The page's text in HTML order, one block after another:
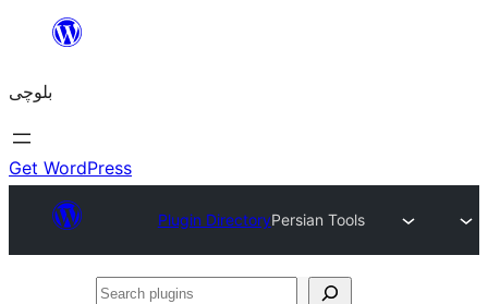
content
بلوچی
Get WordPress
Plugin DirectoryPersian Tools
Search